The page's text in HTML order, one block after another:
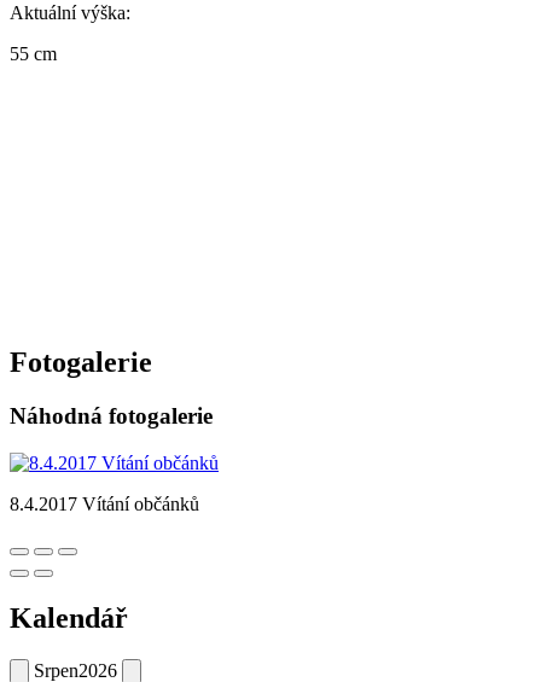
Aktuální výška:
55 cm
Fotogalerie
Náhodná fotogalerie
8.4.2017 Vítání občánků
Kalendář
Srpen2026